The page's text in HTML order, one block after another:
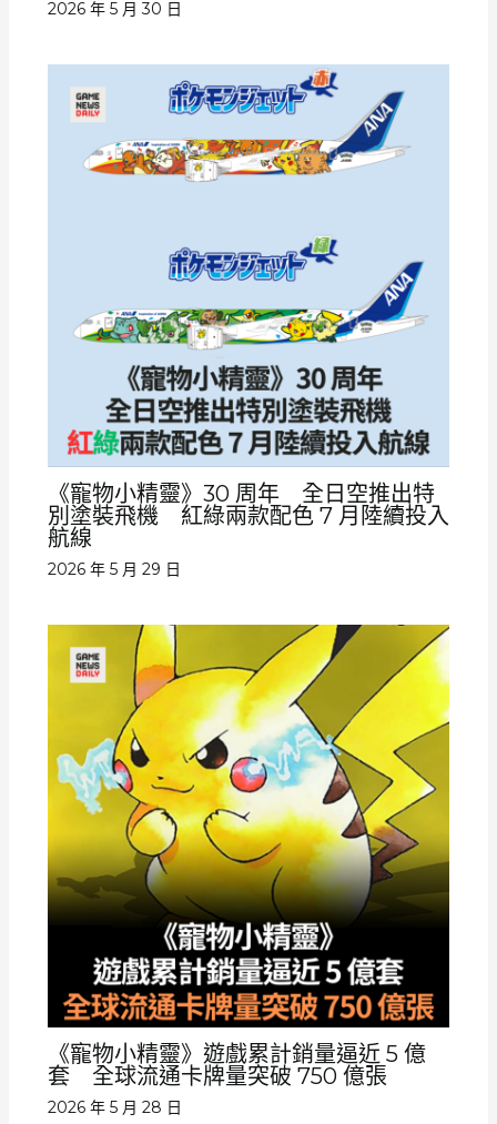
2026 年 5 月 30 日
《寵物小精靈》30 周年 全日空推出特
別塗裝飛機 紅綠兩款配色 7 月陸續投入
航線
2026 年 5 月 29 日
《寵物小精靈》遊戲累計銷量逼近 5 億
套 全球流通卡牌量突破 750 億張
2026 年 5 月 28 日